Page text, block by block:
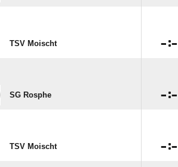
TSV Moischt :
SG Rosphe :
TSV Moischt :